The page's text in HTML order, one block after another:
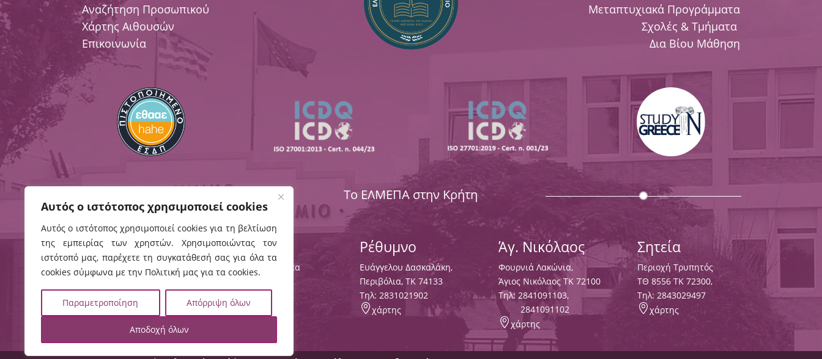
Αυτός ο ιστότοπος χρησιμοποιεί cookies
Αυτός ο ιστότοπος χρησιμοποιεί cookies για τη βελτίωση
της εμπειρίας των χρηστών. Χρησιμοποιώντας τον
ιστότοπό μας, παρέχετε τη συγκατάθεσή σας για όλα τα
cookies σύμφωνα με την Πολιτική μας για τα cookies.
Παραμετροποίηση Απόρριψη όλων
Αποδοχή όλων
Αναζήτηση Προσωπικού
Χάρτης Αιθουσών
Επικοινωνία
Μεταπτυχιακά Προγράμματα
Σχολές & Τμήματα
Δια Βίου Μάθηση
Το ΕΛΜΕΠΑ στην Κρήτη
Ηράκλειο
Εσταυρωμένος
2810379200
 Πρωτόκολλο
Χανιά
Ρωμανού 3, Χαλέπα
2821023058
Ρέθυμνο
Ευάγγελου Δασκαλάκη,
Περιβόλια, ΤΚ 74133
Tηλ:2831021902
χάρτης
Άγ. Νικόλαος
Φουρνιά Λακώνια,
Άγιος Νικόλαος ΤΚ 72100
Τηλ: 2841091103,
2841091102
χάρτης
Σητεία
Περιοχή Τρυπητός
ΤΘ 8556 ΤΚ 72300,
Τηλ: 2843029497
χάρτης